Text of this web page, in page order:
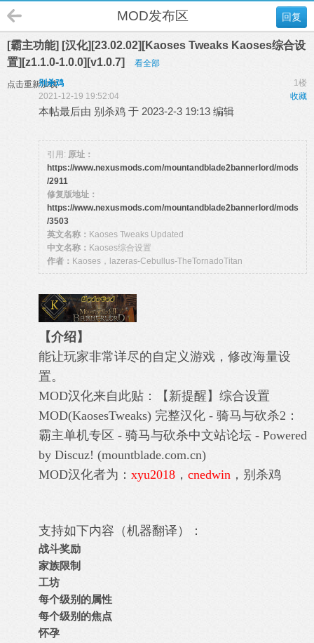
回复
MOD发布区
[霸主功能] [汉化][23.02.02][Kaoses Tweaks Kaoses综合设
置][z1.1.0-1.0.0][v1.0.7]
看全部
点击重新加载 1楼
别杀鸡
收藏
2021-12-19 19:52:04
本帖最后由 别杀鸡 于 2023-2-3 19:13 编辑
引用: 原址：
https://www.nexusmods.com/mountandblade2bannerlord/mods
/2911
修复版地址：
https://www.nexusmods.com/mountandblade2bannerlord/mods
/3503
英文名称： Kaoses Tweaks Updated
中文名称： Kaoses综合设置
作者： Kaoses， lazeras-Cebullus-TheTornadoTitan
【介绍】
能让玩家非常详尽的自定义游戏，修改海量设
置。
MOD汉化来自此贴：
【新提醒】综合设置
MOD(KaosesTweaks) 完整汉化 - 骑马与砍杀2：
霸主单机专区 - 骑马与砍杀中文站论坛 - Powered
by Discuz! (mountblade.com.cn)
MOD汉化者为： xyu2018 ， cnedwin ，别杀鸡
支持如下内容（机器翻译）：
战斗奖励
家族限制
工坊
每个级别的属性
每个级别的焦点
怀孕